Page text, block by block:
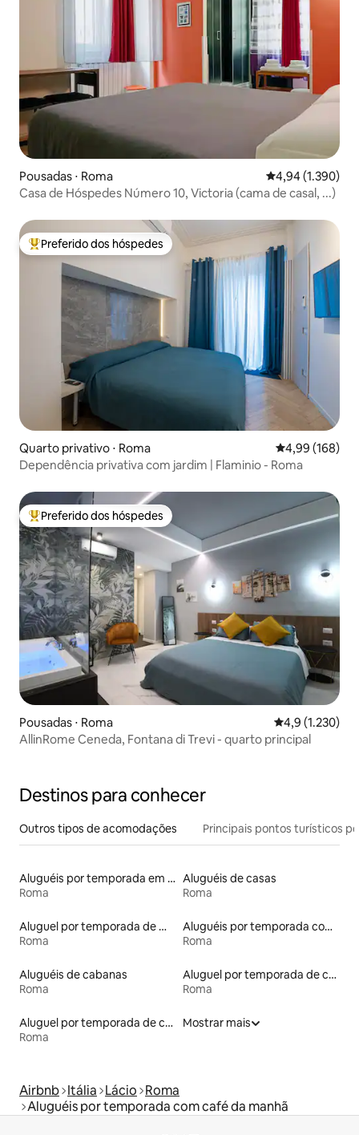
Pousadas ⋅ Roma 4,94 de uma
4,94 (1.390)
Casa de Hóspedes Número 10, Victoria (cama de casal, ...)
Entre os melhores preferidos dos hóspedes
Preferido dos hóspedes
Quarto privativo ⋅ Roma 4,99 de uma
4,99 (168)
Dependência privativa com jardim | Flaminio - Roma
Entre os melhores preferidos dos hóspedes
Preferido dos hóspedes
Pousadas ⋅ Roma 4,9 de uma
4,9 (1.230)
AllinRome Ceneda, Fontana di Trevi - quarto principal
Destinos para conhecer
Outros tipos de acomodações Principais pontos turísticos
Aluguéis por temporada em hotéis-fazenda
Roma
Aluguéis de casas
Roma
Aluguel por temporada de microcasas
Roma
Aluguéis por temporada com banheira de hidromassagem
Roma
Aluguéis de cabanas
Roma
Aluguel por temporada de castelos
Roma
Aluguel por temporada de casas de hóspedes
Roma
Mostrar mais
Airbnb Itália Lácio Roma
Aluguéis por temporada com café da manhã